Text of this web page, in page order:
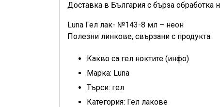
Доставка в България с бърза обработка
Luna Гел лак- №143-8 мл – неон
Полезни линкове, свързани с продукта:
Какво са гел ноктите (инфо)
Марка: Luna
Търси: гел
Категория: Гел лакове